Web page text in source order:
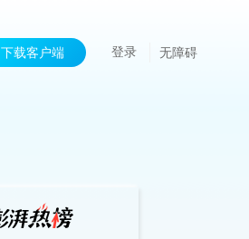
下载客户端 登录 无障碍